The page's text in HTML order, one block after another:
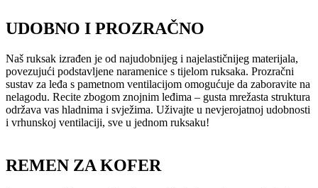
UDOBNO I PROZRAČNO
Naš ruksak izrađen je od najudobnijeg i najelastičnijeg materijala,
povezujući podstavljene naramenice s tijelom ruksaka. Prozračni
sustav za leđa s pametnom ventilacijom omogućuje da zaboravite na
nelagodu. Recite zbogom znojnim leđima – gusta mrežasta struktura
održava vas hladnima i svježima. Uživajte u nevjerojatnoj udobnosti
i vrhunskoj ventilaciji, sve u jednom ruksaku!
REMEN ZA KOFER